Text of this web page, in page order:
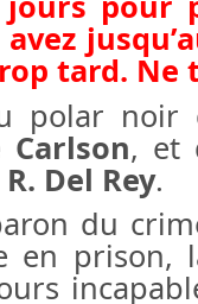
tard. Ne
polar noir
Carlson, et
Del Rey.
du
en prison,